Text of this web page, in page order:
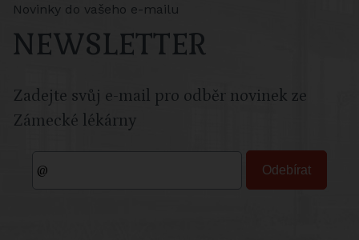
Novinky do vašeho e-mailu
NEWSLETTER
Zadejte svůj e-mail pro odběr novinek ze
Zámecké lékárny